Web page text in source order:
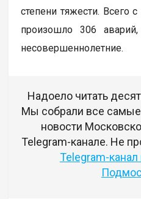
степени тяжести. Всего
произошло 306
несовершеннолетние.
Надоело читать
Мы собрали все
новости
Telegram-канале. Не
Telegram-